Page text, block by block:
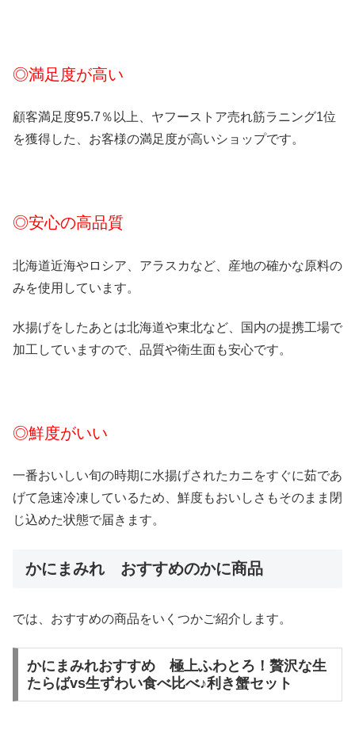
◎満足度が高い
顧客満足度95.7％以上、ヤフーストア売れ筋ラニング1位
を獲得した、お客様の満足度が高いショップです。
◎安心の高品質
北海道近海やロシア、アラスカなど、産地の確かな原料の
みを使用しています。
水揚げをしたあとは北海道や東北など、国内の提携工場で
加工していますので、品質や衛生面も安心です。
◎鮮度がいい
一番おいしい旬の時期に水揚げされたカニをすぐに茹であ
げて急速冷凍しているため、鮮度もおいしさもそのまま閉
じ込めた状態で届きます。
かにまみれ おすすめのかに商品
では、おすすめの商品をいくつかご紹介します。
かにまみれおすすめ 極上ふわとろ！贅沢な生
たらばvs生ずわい食べ比べ♪利き蟹セット